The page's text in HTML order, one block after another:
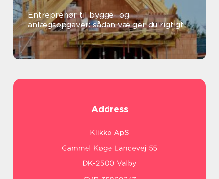
Entreprenør til bygge- og
anlægsopgaver: sådan vælger du rigtigt
Address